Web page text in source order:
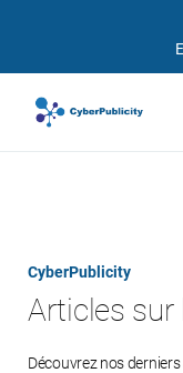
CyberPublicity
Articles sur
Découvrez nos